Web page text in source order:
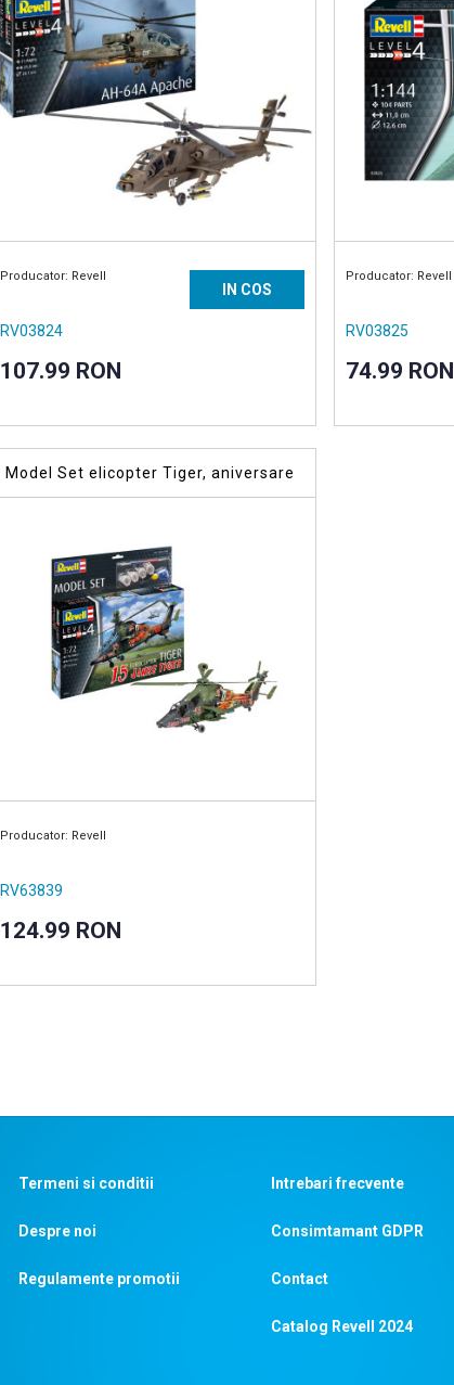
Producator: Revell
RV03824
107.99 RON
IN COS
Producator: Revell
RV03825
74.99 RON
Model Set elicopter Tiger, aniversare
Producator: Revell
RV63839
124.99 RON
Intrebari frecvente
Termeni si conditii
Consimtamant GDPR
Despre noi
Contact
Regulamente promotii
Catalog Revell 2024